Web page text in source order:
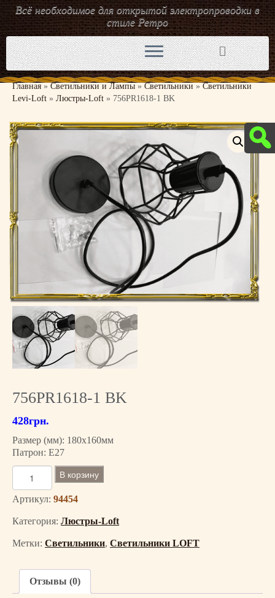
Перейти
к
содержимому
Всё необходимое для открытой электропроводки в
стиле Ретро
Главная » Светильники и Лампы » Светильники » Светильники
Levi-Loft » Люстры-Loft » 756PR1618-1 BK
756PR1618-1 BK
428грн.
Размер (мм): 180х160мм
Патрон: E27
л
ч
е
о
В корзину
Артикул: 94454
Категория: Люстры-Loft
Метки: Светильники, Светильники LOFT
Отзывы (0)